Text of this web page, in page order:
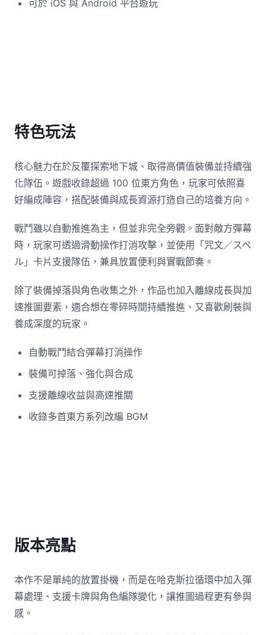
可於 iOS 與 Android 平台遊玩
特色玩法
核心魅力在於反覆探索地下城、取得高價值裝備並持續強
化隊伍。遊戲收錄超過 100 位東方角色，玩家可依照喜
好編成陣容，搭配裝備與成長資源打造自己的培養方向。
戰鬥雖以自動推進為主，但並非完全旁觀。面對敵方彈幕
時，玩家可透過滑動操作打消攻擊，並使用「咒文／スペ
ル」卡片支援隊伍，兼具放置便利與實戰節奏。
除了裝備掉落與角色收集之外，作品也加入離線成長與加
速推圖要素，適合想在零碎時間持續推進、又喜歡刷裝與
養成深度的玩家。
自動戰鬥結合彈幕打消操作
裝備可掉落、強化與合成
支援離線收益與高速推關
收錄多首東方系列改編 BGM
版本亮點
本作不是單純的放置掛機，而是在哈克斯拉循環中加入彈
幕處理、支援卡牌與角色編隊變化，讓推圖過程更有參與
感。